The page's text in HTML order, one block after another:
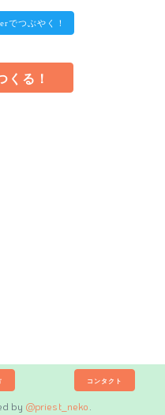
でつぶやく！
くる！
コンタクト
by @priest_neko